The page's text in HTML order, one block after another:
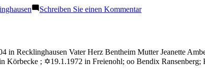
Schreiben Sie einen Kommentarzu
Recklinghausen Vater Herz Bentheim Mutter Jeanette
; ✡19.1.1972 in Freienohl; oo Bendix Ransenberg;